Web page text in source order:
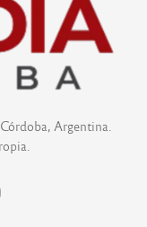
Argentina.